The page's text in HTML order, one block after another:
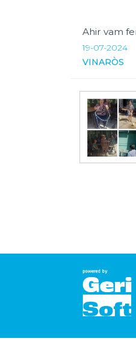
Ahir vam
19-07-2024
VINARÒS